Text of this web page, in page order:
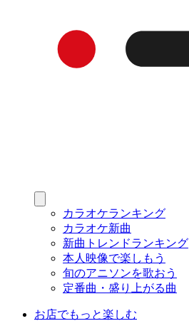
カラオケランキング
カラオケ新曲
新曲トレンドランキング
本人映像で楽しもう
旬のアニソンを歌おう
定番曲・盛り上がる曲
お店でもっと楽しむ